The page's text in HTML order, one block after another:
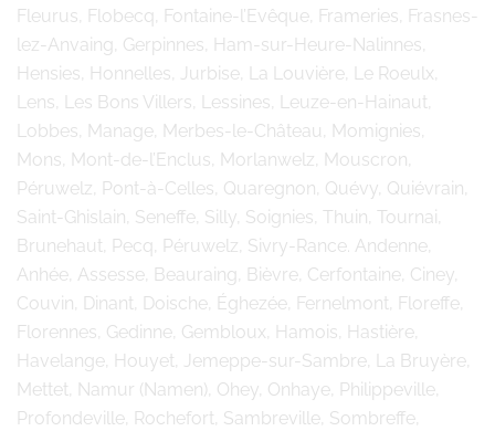
Fleurus, Flobecq, Fontaine-l’Evêque, Frameries, Frasnes-
lez-Anvaing, Gerpinnes, Ham-sur-Heure-Nalinnes,
Hensies, Honnelles, Jurbise, La Louvière, Le Roeulx,
Lens, Les Bons Villers, Lessines, Leuze-en-Hainaut,
Lobbes, Manage, Merbes-le-Château, Momignies,
Mons, Mont-de-l’Enclus, Morlanwelz, Mouscron,
Péruwelz, Pont-à-Celles, Quaregnon, Quévy, Quiévrain,
Saint-Ghislain, Seneffe, Silly, Soignies, Thuin, Tournai,
Brunehaut, Pecq, Péruwelz, Sivry-Rance. Andenne,
Anhée, Assesse, Beauraing, Bièvre, Cerfontaine, Ciney,
Couvin, Dinant, Doische, Éghezée, Fernelmont, Floreffe,
Florennes, Gedinne, Gembloux, Hamois, Hastière,
Havelange, Houyet, Jemeppe-sur-Sambre, La Bruyère,
Mettet, Namur (Namen), Ohey, Onhaye, Philippeville,
Profondeville, Rochefort, Sambreville, Sombreffe,